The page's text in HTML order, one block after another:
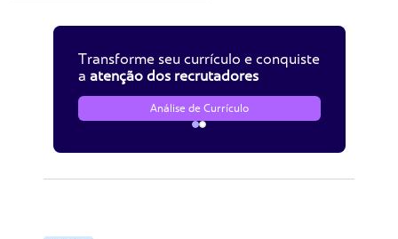
Transforme seu currículo e conquiste
a atenção dos recrutadores
Análise de Currículo